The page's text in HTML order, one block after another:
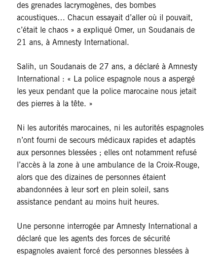
des grenades lacrymogènes, des bombes
acoustiques… Chacun essayait d’aller où il pouvait,
c’était le chaos » a expliqué Omer, un Soudanais de
21 ans, à Amnesty International.
Salih, un Soudanais de 27 ans, a déclaré à Amnesty
International : « La police espagnole nous a aspergé
les yeux pendant que la police marocaine nous jetait
des pierres à la tête. »
Ni les autorités marocaines, ni les autorités espagnoles
n’ont fourni de secours médicaux rapides et adaptés
aux personnes blessées ; elles ont notamment refusé
l’accès à la zone à une ambulance de la Croix-Rouge,
alors que des dizaines de personnes étaient
abandonnées à leur sort en plein soleil, sans
assistance pendant au moins huit heures.
Une personne interrogée par Amnesty International a
déclaré que les agents des forces de sécurité
espagnoles avaient forcé des personnes blessées à